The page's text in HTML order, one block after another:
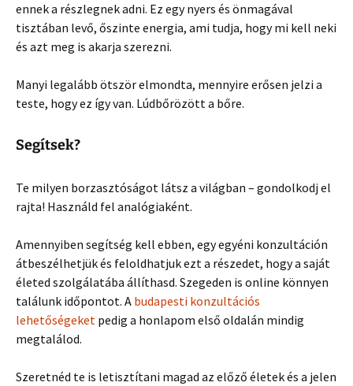
ennek a részlegnek adni. Ez egy nyers és önmagával
tisztában levő, őszinte energia, ami tudja, hogy mi kell neki
és azt meg is akarja szerezni.
Manyi legalább ötször elmondta, mennyire erősen jelzi a
teste, hogy ez így van. Lúdbőrözött a bőre.
Segítsek?
Te milyen borzasztóságot látsz a világban – gondolkodj el
rajta! Használd fel analógiaként.
Amennyiben segítség kell ebben, egy egyéni konzultáción
átbeszélhetjük és feloldhatjuk ezt a részedet, hogy a saját
életed szolgálatába állíthasd. Szegeden is online könnyen
találunk időpontot. A budapesti konzultációs
lehetőségeket pedig a honlapom első oldalán mindig
megtalálod.
Szeretnéd te is letisztítani magad az előző életek és a jelen